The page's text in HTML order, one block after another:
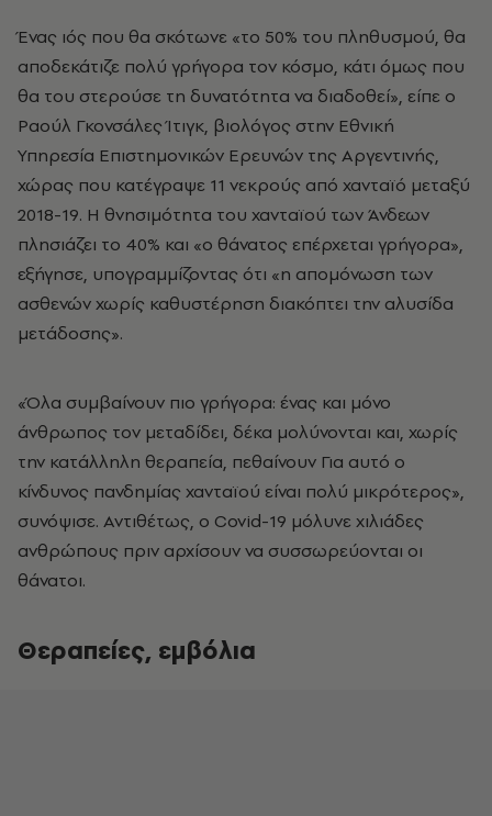
Ένας ιός που θα σκότωνε «το 50% του πληθυσμού, θα
αποδεκάτιζε πολύ γρήγορα τον κόσμο, κάτι όμως που
θα του στερούσε τη δυνατότητα να διαδοθεί», είπε ο
Ραούλ Γκονσάλες Ίτιγκ, βιολόγος στην Εθνική
Υπηρεσία Επιστημονικών Ερευνών της Αργεντινής,
χώρας που κατέγραψε 11 νεκρούς από χανταϊό μεταξύ
2018-19. Η θνησιμότητα του χανταϊού των Άνδεων
πλησιάζει το 40% και «ο θάνατος επέρχεται γρήγορα»,
εξήγησε, υπογραμμίζοντας ότι «η απομόνωση των
ασθενών χωρίς καθυστέρηση διακόπτει την αλυσίδα
μετάδοσης».
«Όλα συμβαίνουν πιο γρήγορα: ένας και μόνο
άνθρωπος τον μεταδίδει, δέκα μολύνονται και, χωρίς
την κατάλληλη θεραπεία, πεθαίνουν Για αυτό ο
κίνδυνος πανδημίας χανταϊού είναι πολύ μικρότερος»,
συνόψισε. Αντιθέτως, ο Covid-19 μόλυνε χιλιάδες
ανθρώπους πριν αρχίσουν να συσσωρεύονται οι
θάνατοι.
Θεραπείες, εμβόλια